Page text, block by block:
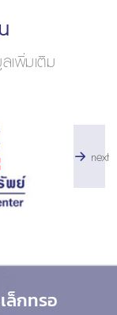
พิ่มเติม
next
ล็กทรอ